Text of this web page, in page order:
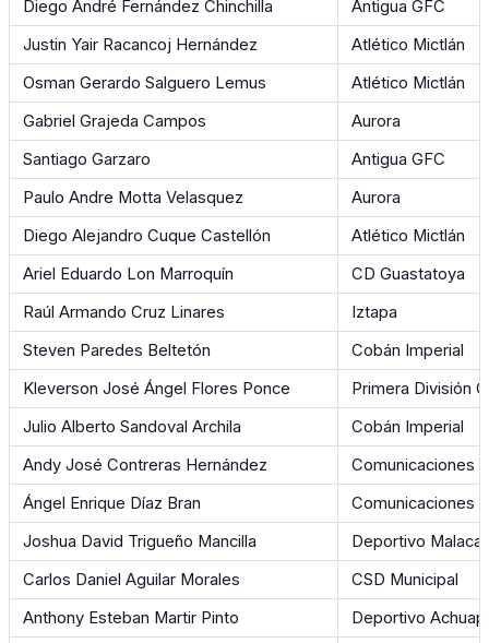
Diego André Fernández Chinchilla
Antigua GFC
Justin Yair Racancoj Hernández
Atlético Mictlán
Osman Gerardo Salguero Lemus
Atlético Mictlán
Gabriel Grajeda Campos
Aurora
Santiago Garzaro
Antigua GFC
Paulo Andre Motta Velasquez
Aurora
Diego Alejandro Cuque Castellón
Atlético Mictlán
Ariel Eduardo Lon Marroquín
CD Guastatoya
Raúl Armando Cruz Linares
Iztapa
Steven Paredes Beltetón
Cobán Imperial
Kleverson José Ángel Flores Ponce
Primera División
Julio Alberto Sandoval Archila
Cobán Imperial
Andy José Contreras Hernández
Comunicaciones
Ángel Enrique Díaz Bran
Comunicaciones
Joshua David Trigueño Mancilla
Deportivo
Carlos Daniel Aguilar Morales
CSD Municipal
Anthony Esteban Martir Pinto
Deportivo